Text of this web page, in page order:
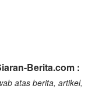
Berita.com :
atas berita, artikel,